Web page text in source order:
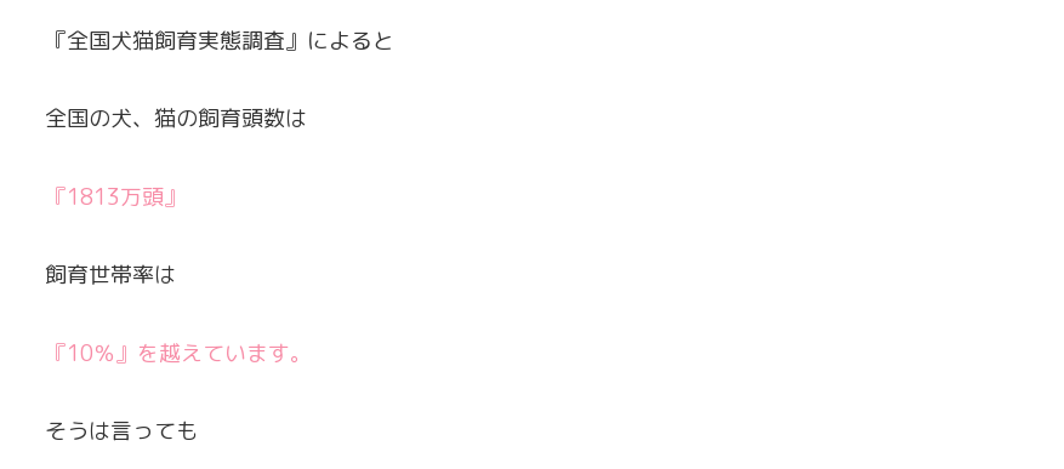
『全国犬猫飼育実態調査』によると
全国の犬、猫の飼育頭数は
『1813万頭』
飼育世帯率は
『10％』を越えています。
そうは言っても